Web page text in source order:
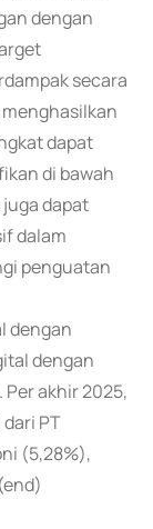
dengan
secara
dapat
di bawah
dapat
dalam
penguatan
dengan
dengan
Per akhir 2025,
PT
(5,28%),